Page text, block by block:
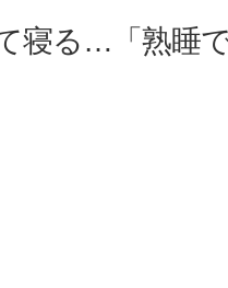
寝る…「熟睡で